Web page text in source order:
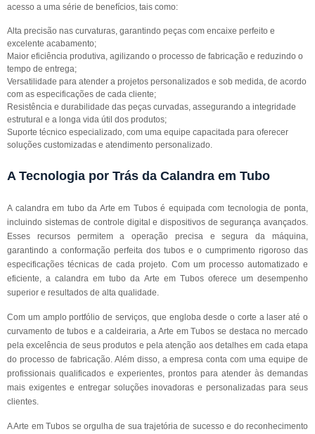
acesso a uma série de benefícios, tais como:
Alta precisão nas curvaturas, garantindo peças com encaixe perfeito e
excelente acabamento;
Maior eficiência produtiva, agilizando o processo de fabricação e reduzindo o
tempo de entrega;
Versatilidade para atender a projetos personalizados e sob medida, de acordo
com as especificações de cada cliente;
Resistência e durabilidade das peças curvadas, assegurando a integridade
estrutural e a longa vida útil dos produtos;
Suporte técnico especializado, com uma equipe capacitada para oferecer
soluções customizadas e atendimento personalizado.
A Tecnologia por Trás da Calandra em Tubo
A calandra em tubo da Arte em Tubos é equipada com tecnologia de ponta,
incluindo sistemas de controle digital e dispositivos de segurança avançados.
Esses recursos permitem a operação precisa e segura da máquina,
garantindo a conformação perfeita dos tubos e o cumprimento rigoroso das
especificações técnicas de cada projeto. Com um processo automatizado e
eficiente, a calandra em tubo da Arte em Tubos oferece um desempenho
superior e resultados de alta qualidade.
Com um amplo portfólio de serviços, que engloba desde o corte a laser até o
curvamento de tubos e a caldeiraria, a Arte em Tubos se destaca no mercado
pela excelência de seus produtos e pela atenção aos detalhes em cada etapa
do processo de fabricação. Além disso, a empresa conta com uma equipe de
profissionais qualificados e experientes, prontos para atender às demandas
mais exigentes e entregar soluções inovadoras e personalizadas para seus
clientes.
A Arte em Tubos se orgulha de sua trajetória de sucesso e do reconhecimento